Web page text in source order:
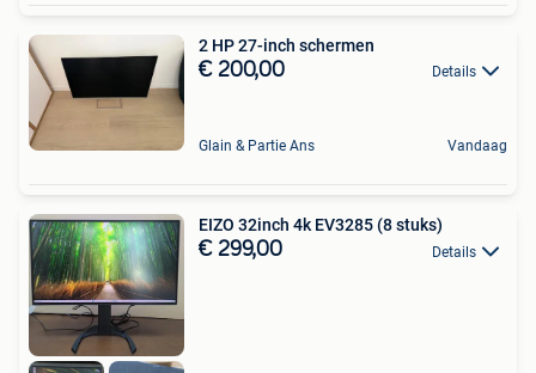
2 HP 27-inch schermen
€ 200,00 Details
Glain & Partie Ans Vandaag
EIZO 32inch 4k EV3285 (8 stuks)
€ 299,00 Details